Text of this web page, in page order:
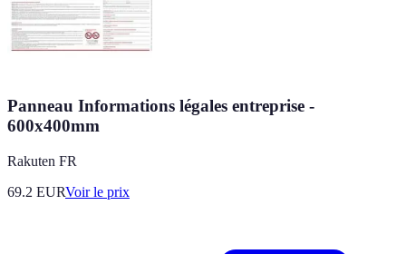
Panneau Informations légales entreprise -
600x400mm
Rakuten FR
69.2 EURVoir le prix